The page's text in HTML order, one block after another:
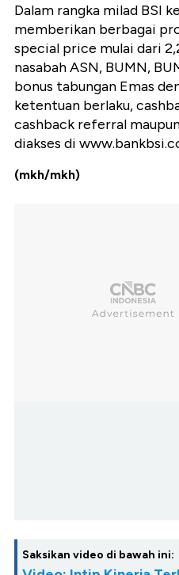
Dalam rangka milad BSI
memberikan berbagai
special price mulai dari
nasabah ASN, BUMN,
bonus tabungan Emas
ketentuan berlaku,
cashback referral
diakses di
(mkh/mkh)
Saksikan video di bawah ini: